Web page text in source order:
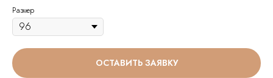
Размер
ОСТАВИТЬ ЗАЯВКУ